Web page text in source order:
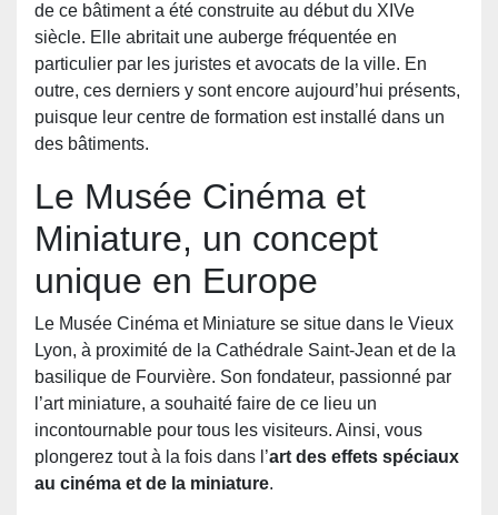
de ce bâtiment a été construite au début du XIVe
siècle. Elle abritait une auberge fréquentée en
particulier par les juristes et avocats de la ville. En
outre, ces derniers y sont encore aujourd’hui présents,
puisque leur centre de formation est installé dans un
des bâtiments.
Le Musée Cinéma et
Miniature, un concept
unique en Europe
Le Musée Cinéma et Miniature se situe dans le Vieux
Lyon, à proximité de la Cathédrale Saint-Jean et de la
basilique de Fourvière. Son fondateur, passionné par
l’art miniature, a souhaité faire de ce lieu un
incontournable pour tous les visiteurs. Ainsi, vous
plongerez tout à la fois dans l’art des effets spéciaux
au cinéma et de la miniature.